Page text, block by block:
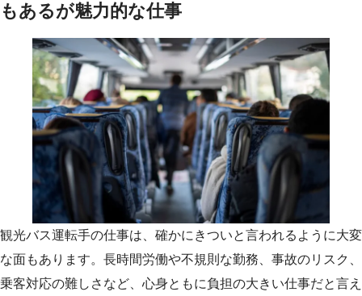
もあるが魅力的な仕事
観光バス運転手の仕事は、確かにきついと言われるように大変
な面もあります。長時間労働や不規則な勤務、事故のリスク、
乗客対応の難しさなど、心身ともに負担の大きい仕事だと言え